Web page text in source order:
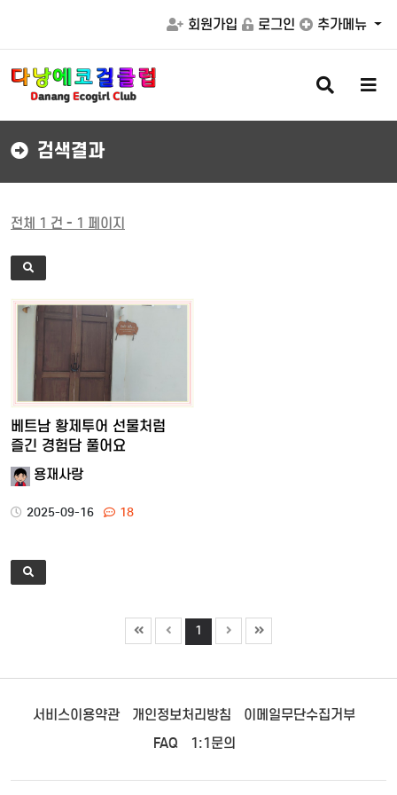
회원가입 로그인 추가메뉴
검
색
버
메
버
검색결과
전체 1 건 - 1 페이지
베트남 황제투어 선물처럼
즐긴 경험담 풀어요
용재사랑
2025-09-16 18
1
서비스이용약관 개인정보처리방침
이메일무단수집거부
FAQ
1:1문의